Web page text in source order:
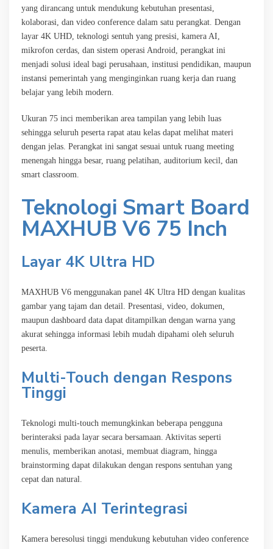
yang dirancang untuk mendukung kebutuhan presentasi,
kolaborasi, dan video conference dalam satu perangkat. Dengan
layar 4K UHD, teknologi sentuh yang presisi, kamera AI,
mikrofon cerdas, dan sistem operasi Android, perangkat ini
menjadi solusi ideal bagi perusahaan, institusi pendidikan, maupun
instansi pemerintah yang menginginkan ruang kerja dan ruang
belajar yang lebih modern.
Ukuran 75 inci memberikan area tampilan yang lebih luas
sehingga seluruh peserta rapat atau kelas dapat melihat materi
dengan jelas. Perangkat ini sangat sesuai untuk ruang meeting
menengah hingga besar, ruang pelatihan, auditorium kecil, dan
smart classroom.
Teknologi Smart Board
MAXHUB V6 75 Inch
Layar 4K Ultra HD
MAXHUB V6 menggunakan panel 4K Ultra HD dengan kualitas
gambar yang tajam dan detail. Presentasi, video, dokumen,
maupun dashboard data dapat ditampilkan dengan warna yang
akurat sehingga informasi lebih mudah dipahami oleh seluruh
peserta.
Multi-Touch dengan Respons
Tinggi
Teknologi multi-touch memungkinkan beberapa pengguna
berinteraksi pada layar secara bersamaan. Aktivitas seperti
menulis, memberikan anotasi, membuat diagram, hingga
brainstorming dapat dilakukan dengan respons sentuhan yang
cepat dan natural.
Kamera AI Terintegrasi
Kamera beresolusi tinggi mendukung kebutuhan video conference